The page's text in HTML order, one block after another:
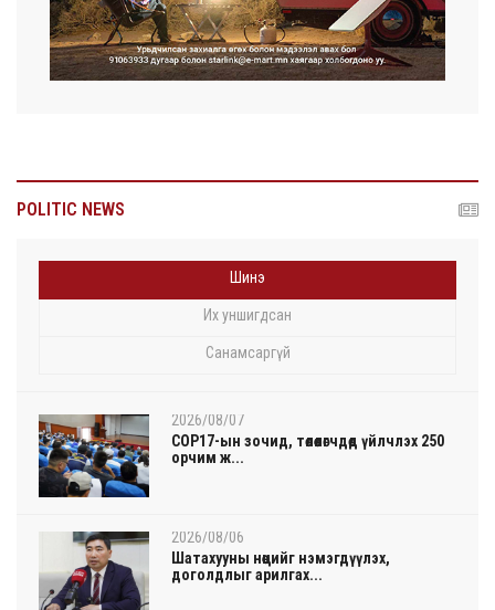
POLITIC NEWS
Шинэ
Их уншигдсан
Санамсаргүй
2026/08/07
COP17-ын зочид, төлөөлөгчдөд үйлчлэх 250
орчим ж...
2026/08/06
Шатахууны нөөцийг нэмэгдүүлэх,
доголдлыг арилгах...